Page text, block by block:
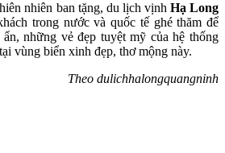
nhiên ban tặng, du lịch vịnh Hạ Long
trong nước và quốc tế ghé thăm để
những vẻ đẹp tuyệt mỹ của hệ thống
vùng biển xinh đẹp, thơ mộng này.
Theo dulichhalongquangninh